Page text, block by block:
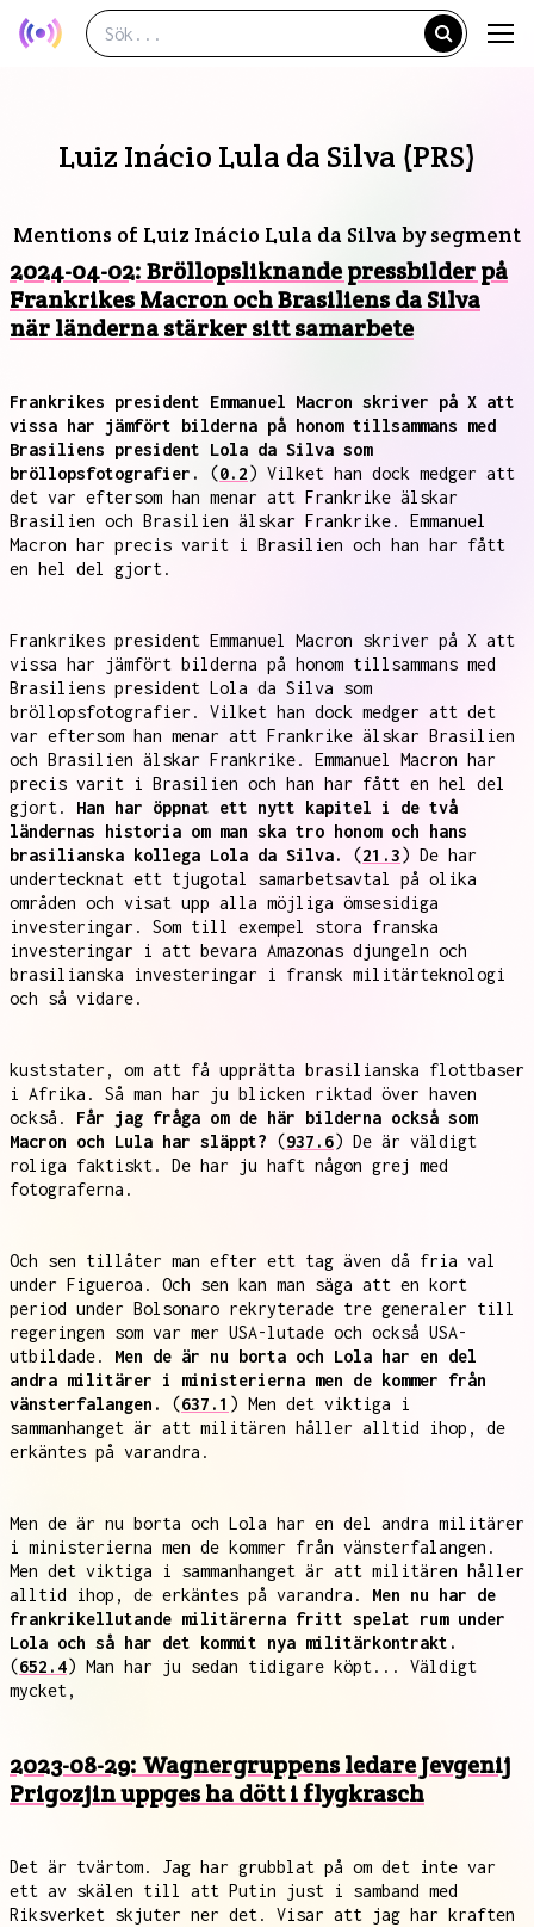
Luiz Inácio Lula da Silva (PRS)
Mentions of Luiz Inácio Lula da Silva by segment
2024-04-02: Bröllopsliknande pressbilder på
Frankrikes Macron och Brasiliens da Silva
när länderna stärker sitt samarbete
Frankrikes president Emmanuel Macron skriver på X att
vissa har jämfört bilderna på honom tillsammans med
Brasiliens president Lola da Silva som
bröllopsfotografier.
(0.2) Vilket han dock medger att
det var eftersom han menar att Frankrike älskar
Brasilien och Brasilien älskar Frankrike. Emmanuel
Macron har precis varit i Brasilien och han har fått
en hel del gjort.
Frankrikes president Emmanuel Macron skriver på X att
vissa har jämfört bilderna på honom tillsammans med
Brasiliens president Lola da Silva som
bröllopsfotografier. Vilket han dock medger att det
var eftersom han menar att Frankrike älskar Brasilien
och Brasilien älskar Frankrike. Emmanuel Macron har
precis varit i Brasilien och han har fått en hel del
gjort. Han har öppnat ett nytt kapitel i de två
ländernas historia om man ska tro honom och hans
brasilianska kollega Lola da Silva.
(21.3) De har
undertecknat ett tjugotal samarbetsavtal på olika
områden och visat upp alla möjliga ömsesidiga
investeringar. Som till exempel stora franska
investeringar i att bevara Amazonas djungeln och
brasilianska investeringar i fransk militärteknologi
och så vidare.
kuststater, om att få upprätta brasilianska flottbaser
i Afrika. Så man har ju blicken riktad över haven
också. Får jag fråga om de här bilderna också som
Macron och Lula har släppt? (937.6) De är väldigt
roliga faktiskt. De har ju haft någon grej med
fotograferna.
Och sen tillåter man efter ett tag även då fria val
under Figueroa. Och sen kan man säga att en kort
period under Bolsonaro rekryterade tre generaler till
regeringen som var mer USA-lutade och också USA-
utbildade. Men de är nu borta och Lola har en del
andra militärer i ministerierna men de kommer från
vänsterfalangen.
(637.1 ) Men det viktiga i
sammanhanget är att militären håller alltid ihop, de
erkäntes på varandra.
Men de är nu borta och Lola har en del andra militärer
i ministerierna men de kommer från vänsterfalangen.
Men det viktiga i sammanhanget är att militären håller
alltid ihop, de erkäntes på varandra. Men nu har de
frankrikellutande militärerna fritt spelat rum under
Lola och så har det kommit nya militärkontrakt.
(652.4) Man har ju sedan tidigare köpt... Väldigt
mycket,
2023-08-29: Wagnergruppens ledare Jevgenij
Prigozjin uppges ha dött i flygkrasch
Det är tvärtom. Jag har grubblat på om det inte var
ett av skälen till att Putin just i samband med
Riksverket skjuter ner det. Visar att jag har kraften